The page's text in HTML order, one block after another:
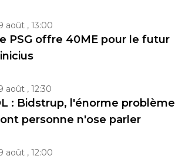
août , 13:00
PSG offre 40ME pour le futur
août , 12:30
: Bidstrup, l'énorme problème
personne n'ose parler
août , 12:00